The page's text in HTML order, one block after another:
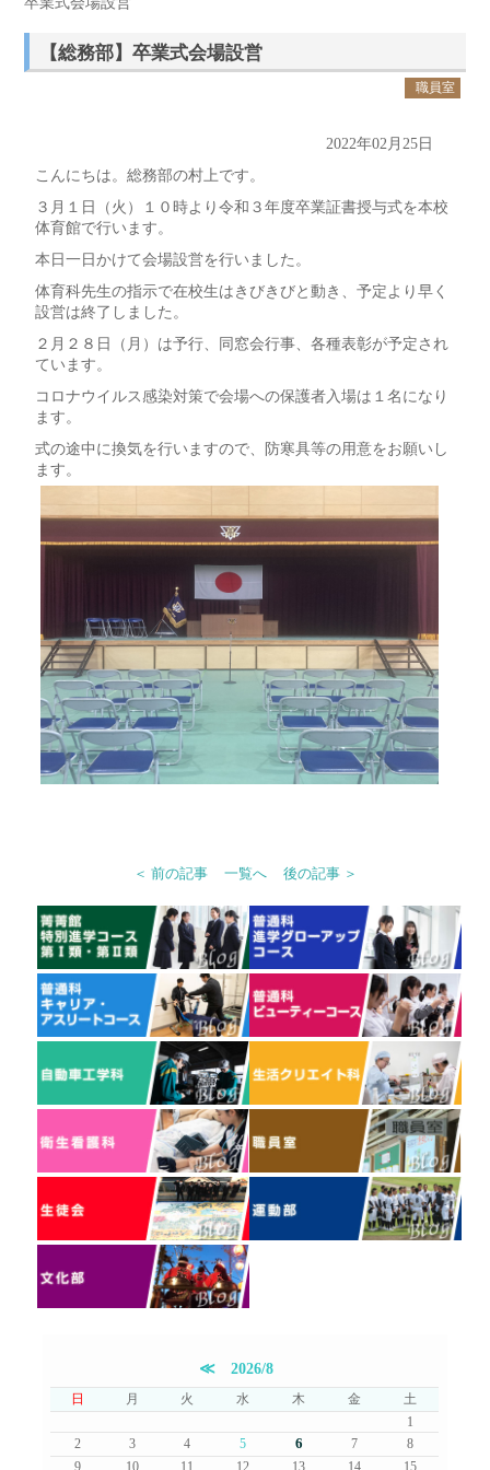
【総務部】卒業式会場設営
職員室
2022年02月25日
こんにちは。総務部の村上です。
３月１日（火）１０時より令和３年度卒業証書授与式を本校
体育館で行います。
本日一日かけて会場設営を行いました。
体育科先生の指示で在校生はきびきびと動き、予定より早く
設営は終了しました。
２月２８日（月）は予行、同窓会行事、各種表彰が予定され
ています。
コロナウイルス感染対策で会場への保護者入場は１名になり
ます。
式の途中に換気を行いますので、防寒具等の用意をお願いし
ます。
＜ 前の記事 一覧へ 後の記事 ＞
≪ 2026/8
日 月 火 水 木 金
土
1
2
3 4 5 6 7
8
9
10 11 12 13 14 15